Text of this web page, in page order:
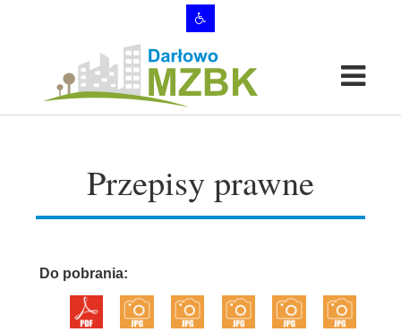
Przepisy prawne
Do pobrania: